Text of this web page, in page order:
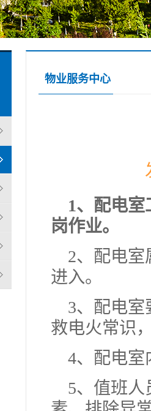
物业服务中心
1、配电
岗作业。
2、配电
进入。
3、配电
救电火常识
4、配电室
5、值班